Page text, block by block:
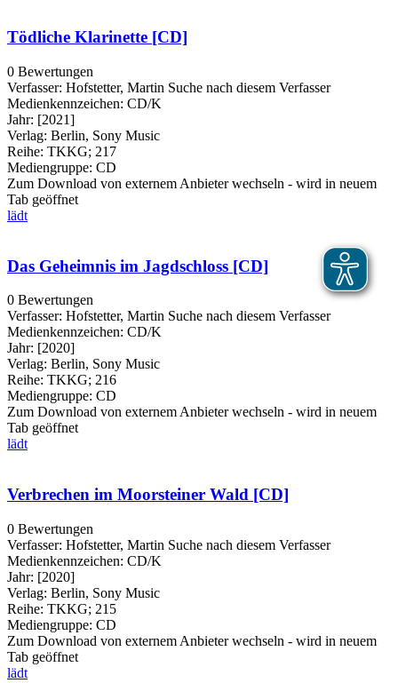
Tödliche Klarinette [CD]
0 Bewertungen
Verfasser: Hofstetter, Martin Suche nach diesem Verfasser
Medienkennzeichen: CD/K
Jahr: [2021]
Verlag: Berlin, Sony Music
Reihe: TKKG; 217
Mediengruppe: CD
Zum Download von externem Anbieter wechseln - wird in neuem
Tab geöffnet
lädt
Das Geheimnis im Jagdschloss [CD]
0 Bewertungen
Verfasser: Hofstetter, Martin Suche nach diesem Verfasser
Medienkennzeichen: CD/K
Jahr: [2020]
Verlag: Berlin, Sony Music
Reihe: TKKG; 216
Mediengruppe: CD
Zum Download von externem Anbieter wechseln - wird in neuem
Tab geöffnet
lädt
Verbrechen im Moorsteiner Wald [CD]
0 Bewertungen
Verfasser: Hofstetter, Martin Suche nach diesem Verfasser
Medienkennzeichen: CD/K
Jahr: [2020]
Verlag: Berlin, Sony Music
Reihe: TKKG; 215
Mediengruppe: CD
Zum Download von externem Anbieter wechseln - wird in neuem
Tab geöffnet
lädt